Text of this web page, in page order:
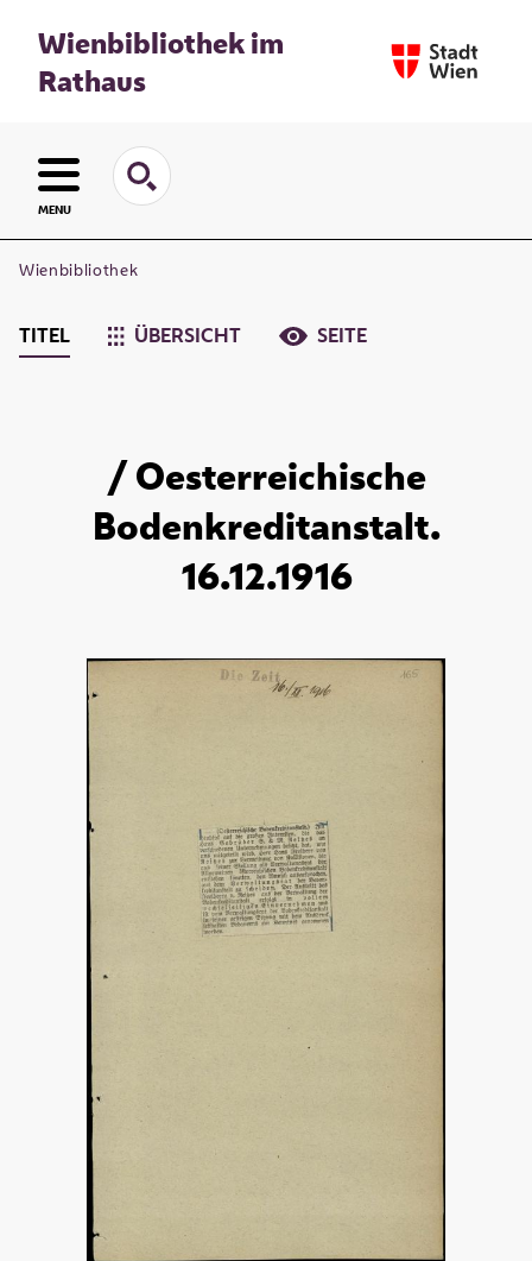
Wienbibliothek im
Rathaus
MENU
Wienbibliothek
TITEL ÜBERSICHT SEITE
/ Oesterreichische
Bodenkreditanstalt.
16.12.1916